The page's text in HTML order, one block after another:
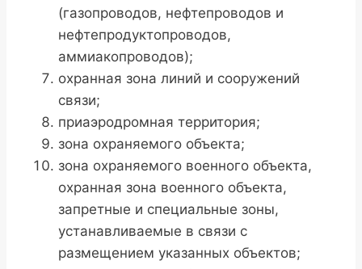
(газопроводов, нефтепроводов и
нефтепродуктопроводов,
аммиакопроводов);
охранная зона линий и сооружений
связи;
приаэродромная территория;
зона охраняемого объекта;
зона охраняемого военного объекта,
охранная зона военного объекта,
запретные и специальные зоны,
устанавливаемые в связи с
размещением указанных объектов;